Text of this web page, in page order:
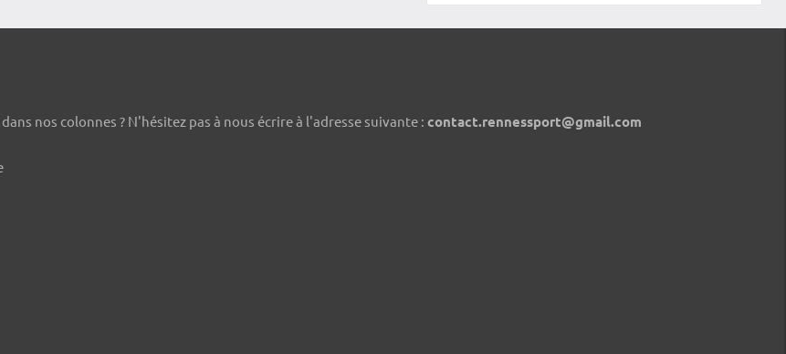
nos colonnes ? N'hésitez pas à nous écrire à l'adresse suivante : contact.rennessport@gmail.com